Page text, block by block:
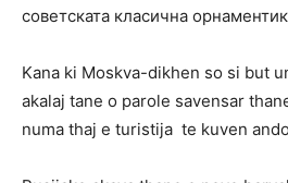
советската класична
Kana ki Moskva-dikhen so si but
akalaj tane o parole savensar
numa thaj e turistija te kuven